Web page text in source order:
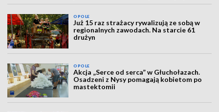
OPOLE
Już 15 raz strażacy rywalizują ze sobą w
regionalnych zawodach. Na starcie 61
drużyn
OPOLE
Akcja „Serce od serca” w Głuchołazach.
Osadzeni z Nysy pomagają kobietom po
mastektomii